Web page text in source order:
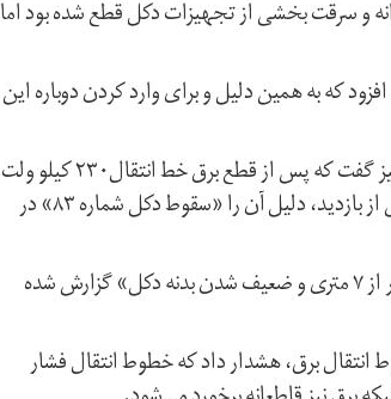
و سرقت بخشی از تجهیزات دکل قطع شده بود اما
که به همین دلیل و برای وارد کردن دوباره این
رجبی مشهدی در توضیح دلیل خروج خط انتقال برق ترکمنستان به ایران، نیز گفت که پس از قطع برق خط انتقال۲۳۰ کیلو ولت
ترکمنستان به ایران در روز ۱۳ خردادماه جاری، گروه عملیات و تعمیرات پس از بازدید، دلیل آن را «سقوط دکل شماره ۸۳» در
او گفت که دلیل سقوط این دکل نیز «سرقت نبشی‌های دکل در ارتفاع بالاتر از ۷ متری و ضعیف شدن بدنه دکل» گزارش شده
برق، هشدار داد که خطوط انتقال فشار